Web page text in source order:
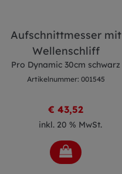
Aufschnittmesser mit
Wellenschliff
Pro Dynamic 30cm schwarz
Artikelnummer: 001545
€ 43,52
inkl. 20 % MwSt.